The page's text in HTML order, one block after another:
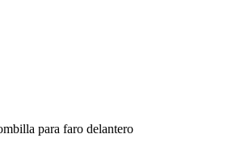
para faro delantero